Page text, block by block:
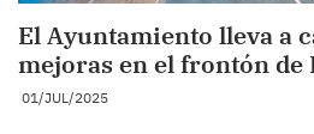
El Ayuntamiento lleva a
mejoras en el frontón de
01/JUL/2025